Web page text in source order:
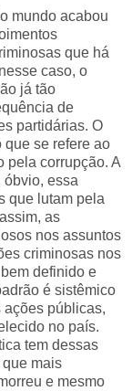
mundo acabou
que há
caso, o
já tão
de
partidárias. O
que se refere ao
pela corrupção. A
óbvio, essa
que lutam pela
as
nos assuntos
criminosas nos
definido e
é sistêmico
ações públicas,
no país.
tem dessas
que mais
e mesmo